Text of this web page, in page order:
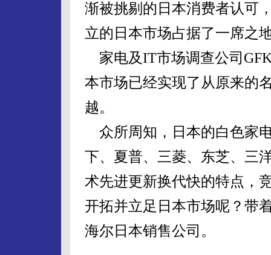
渐被挑剔的日本消费者认可
立的日本市场占据了一席之
家电及IT市场调查公司
本市场已经实现了从原来的
越。
众所周知，日本的白色家
下、夏普、三菱、东芝、三
术先进更新换代快的特点，
开拓并立足日本市场呢？带
海尔日本销售公司。